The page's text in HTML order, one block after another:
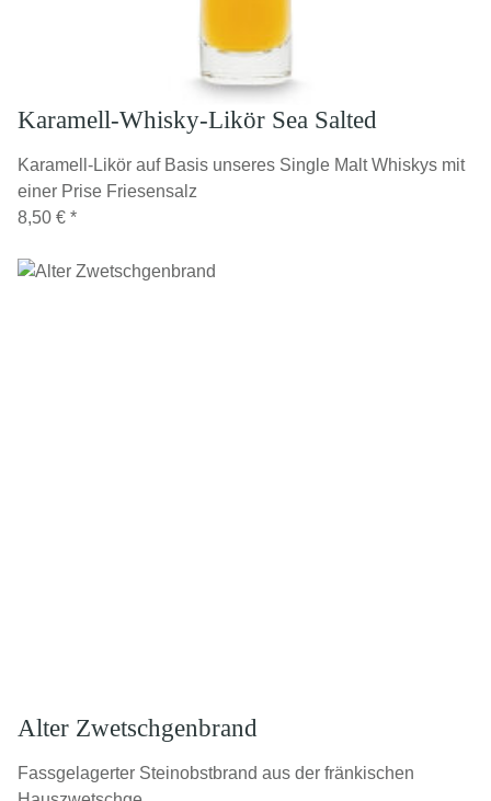
Karamell-Whisky-Likör Sea Salted
Karamell-Likör auf Basis unseres Single Malt Whiskys mit
einer Prise Friesensalz
8,50 € *
Alter Zwetschgenbrand
Fassgelagerter Steinobstbrand aus der fränkischen